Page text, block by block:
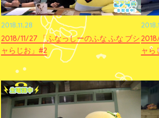
2018.11.28
2018/11/27 「ふなっしーのふな ふな ブシ
ャらじお」#2
ャら